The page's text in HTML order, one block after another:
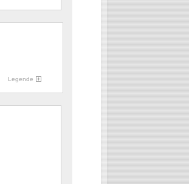
Legende